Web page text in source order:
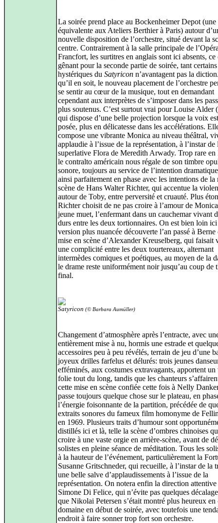
La soirée prend place au Bockenheimer Depot (une
équivalente aux Ateliers Berthier à Paris) autour
nouvelle disposition de l’orchestre, situé devant la
centre. Contrairement à la salle principale de
Francfort, les surtitres en anglais sont ici absents, ce
gênant pour la seconde partie de soirée, tant certains
hystériques du Satyricon n’avantagent pas la
qu’il en soit, le nouveau placement de l’orchestre
se sentir au cœur de la musique, tout en demandant
cependant aux interprètes de s’imposer dans les
plus soutenus. C’est surtout vrai pour Louise Alder
qui dispose d’une belle projection lorsque la voix
posée, plus en délicatesse dans les accélérations.
compose une vibrante Monica au niveau théâtral,
applaudie à l’issue de la représentation, à l’instar de
superlative Flora de Meredith Arwady. Trop rare en
le contralto américain nous régale de son timbre
sonore, toujours au service de l’intention
ainsi parfaitement en phase avec les intentions de la
scène de Hans Walter Richter, qui accentue la
autour de Toby, entre perversité et cruauté. Plus
Richter choisit de ne pas croire à l’amour de
jeune muet, l’enfermant dans un cauchemar vivant
durs entre les deux tortionnaires. On est bien loin
version plus nuancée découverte l’an passé à Berne
mise en scène d’Alexander Kreuselberg, qui faisait
une complicité entre les deux tourtereaux, alternant
intermèdes comiques et poétiques, au moyen de la
le drame reste uniformément noir jusqu’au coup de
final.
Satyricon (© Barbara Aumüller)
Changement d’atmosphère après l’entracte, avec
entièrement mise à nu, hormis une estrade et
accessoires peu à peu révélés, terrain de jeu d’une
joyeux drilles farfelus et délurés: trois jeunes
efféminés, aux costumes extravagants, apportent un
folie tout du long, tandis que les chanteurs
cette mise en scène confiée cette fois à Nelly
passe toujours quelque chose sur le plateau, en
l’énergie foisonnante de la partition, précédée de
extraits sonores du fameux film homonyme de
en 1969. Plusieurs traits d’humour sont
distillés ici et là, telle la scène d’ombres chinoises
croire à une vaste orgie en arrière-scène, avant de
solistes en pleine séance de méditation. Tous les
à la hauteur de l’événement, particulièrement la
Susanne Gritschneder, qui recueille, à l’instar de la
une belle salve d’applaudissements à l’issue de la
représentation. On notera enfin la direction attentive
Simone Di Felice, qui n’évite pas quelques
que Nikolai Petersen s’était montré plus heureux en
domaine en début de soirée, avec toutefois une
endroit à faire sonner trop fort son orchestre.